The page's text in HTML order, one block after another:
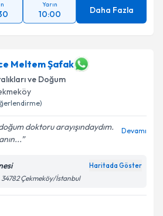
Yarın
10:00 Daha Fazla
Meltem Şafak
ve Doğum
doktoru arayışındaydım.
Devamı
Haritada Göster
Çekmeköy/İstanbul